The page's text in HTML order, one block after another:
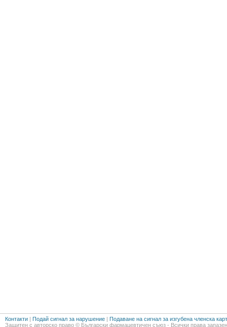
Контакти | Подай сигнал за нарушение | Подаване на сигнал за изгубена членска
Защитен с авторско право © Български фармацевтичен съюз - Всички права